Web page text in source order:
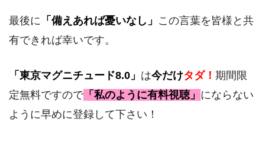
最後に 「備えあれば憂いなし」 この言葉を皆様と共
有できれば幸いです。
「東京マグニチュード8.0」 は今だけタダ！ 期間限
定無料ですので 「私のように有料視聴」 にならない
ように早めに登録して下さい！